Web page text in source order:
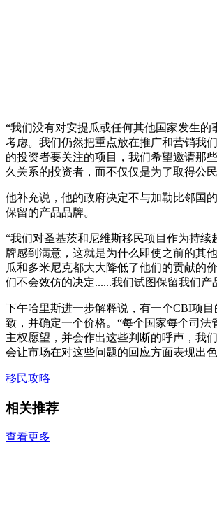
“我们没有对安提瓜或任何其他国家发生的
考虑。我们仍然把重点放在推广和营销我
的投资者要关注的项目，我们希望邀请那
久关系的投资者，而不仅仅是为了取得公
他补充说，他的政府决定不与加勒比邻国
保留的产品品牌。
“我们对圣基茨和尼维斯移民项目作为持续
牌感到满意，这就是为什么即使之前的其
瓜和多米尼克都大大降低了他们的贡献的
们不会效仿的决定......我们试图保留我们产
下午哈里斯进一步解释说，有一个CBI项
致，并确定一个价格。“每个国家每个司法
主权愿望，并会作出这些判断的呼声，我
会让市场在对这些问题的回应方面表现出
移民攻略
相关推荐
查看更多